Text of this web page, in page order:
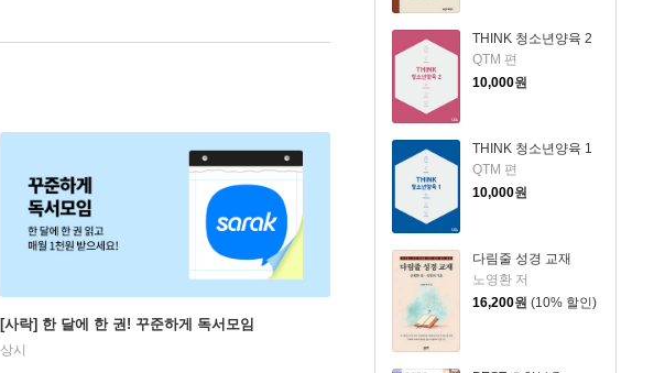
THINK 청소년양육 2
QTM 편
10,000원
THINK 청소년양육 1
QTM 편
10,000원
다림줄 성경 교재
노영환 저
16,200원 (10% 할인)
[사락] 한 달에 한 권! 꾸준하게 독서모임
상시